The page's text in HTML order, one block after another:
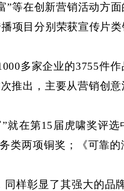
”等在创新营销活动方
项目分别荣获宣传片
000多家企业的3755件作
推出 ，主要从营销创
就在第1 5 届虎啸奖评选
类两项铜奖；《可靠
样彰显了其强大的品